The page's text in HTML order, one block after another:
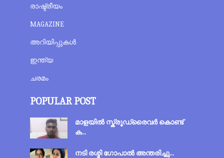
രാഷ്ട്രീയം
MAGAZINE
അറിയിപ്പുകൾ
ഇന്ത്യ
ചരമം
POPULAR POST
മാളയില്‍ സ്ക്രൂഡ്രൈവർ കൊണ്ട്
ക...
നടി രശ്മി ഗോപാല്‍ അന്തരിച്ചു...